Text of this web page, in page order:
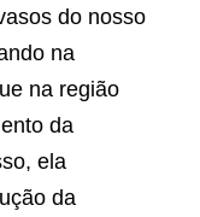
do nosso
na
na região
da
ela
da